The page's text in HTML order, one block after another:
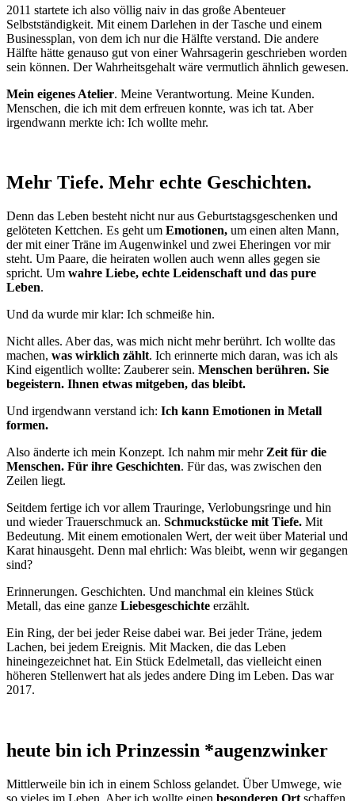
2011 startete ich also völlig naiv in das große Abenteuer
Selbstständigkeit. Mit einem Darlehen in der Tasche und einem
Businessplan, von dem ich nur die Hälfte verstand. Die andere
Hälfte hätte genauso gut von einer Wahrsagerin geschrieben worden
sein können. Der Wahrheitsgehalt wäre vermutlich ähnlich gewesen.
Mein eigenes Atelier. Meine Verantwortung. Meine Kunden.
Menschen, die ich mit dem erfreuen konnte, was ich tat. Aber
irgendwann merkte ich: Ich wollte mehr.
Mehr Tiefe. Mehr echte Geschichten.
Denn das Leben besteht nicht nur aus Geburtstagsgeschenken und
gelöteten Kettchen. Es geht um Emotionen, um einen alten Mann,
der mit einer Träne im Augenwinkel und zwei Eheringen vor mir
steht. Um Paare, die heiraten wollen auch wenn alles gegen sie
spricht. Um wahre Liebe, echte Leidenschaft und das pure
Leben.
Und da wurde mir klar: Ich schmeiße hin.
Nicht alles. Aber das, was mich nicht mehr berührt. Ich wollte das
machen, was wirklich zählt. Ich erinnerte mich daran, was ich als
Kind eigentlich wollte: Zauberer sein. Menschen berühren. Sie
begeistern. Ihnen etwas mitgeben, das bleibt.
Und irgendwann verstand ich: Ich kann Emotionen in Metall
formen.
Also änderte ich mein Konzept. Ich nahm mir mehr Zeit für die
Menschen. Für ihre Geschichten. Für das, was zwischen den
Zeilen liegt.
Seitdem fertige ich vor allem Trauringe, Verlobungsringe und hin
und wieder Trauerschmuck an. Schmuckstücke mit Tiefe. Mit
Bedeutung. Mit einem emotionalen Wert, der weit über Material und
Karat hinausgeht. Denn mal ehrlich: Was bleibt, wenn wir gegangen
sind?
Erinnerungen. Geschichten. Und manchmal ein kleines Stück
Metall, das eine ganze Liebesgeschichte erzählt.
Ein Ring, der bei jeder Reise dabei war. Bei jeder Träne, jedem
Lachen, bei jedem Ereignis. Mit Macken, die das Leben
hineingezeichnet hat. Ein Stück Edelmetall, das vielleicht einen
höheren Stellenwert hat als jedes andere Ding im Leben. Das war
2017.
heute bin ich Prinzessin *augenzwinker
Mittlerweile bin ich in einem Schloss gelandet. Über Umwege, wie